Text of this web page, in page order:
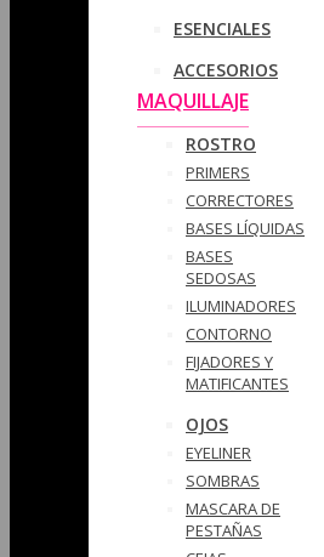
ESENCIALES
ACCESORIOS
MAQUILLAJE
ROSTRO
PRIMERS
CORRECTORES
BASES LÍQUIDAS
BASES
SEDOSAS
ILUMINADORES
CONTORNO
FIJADORES Y
MATIFICANTES
OJOS
EYELINER
SOMBRAS
MASCARA DE
PESTAÑAS